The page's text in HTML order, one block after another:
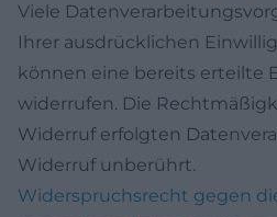
Viele
Ihrer ausdrücklichen
können eine bereits erteilte
widerrufen. Die
Widerruf erfolgten
Widerruf unberührt.
Widerspruchsrecht gegen